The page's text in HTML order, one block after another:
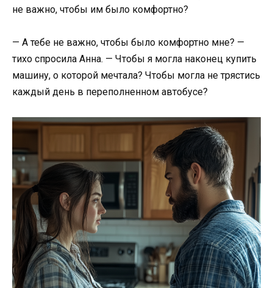
не важно, чтобы им было комфортно?
— А тебе не важно, чтобы было комфортно мне? —
тихо спросила Анна. — Чтобы я могла наконец купить
машину, о которой мечтала? Чтобы могла не трястись
каждый день в переполненном автобусе?